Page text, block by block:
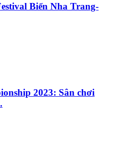
Biển Nha Trang-
2023: Sân chơi